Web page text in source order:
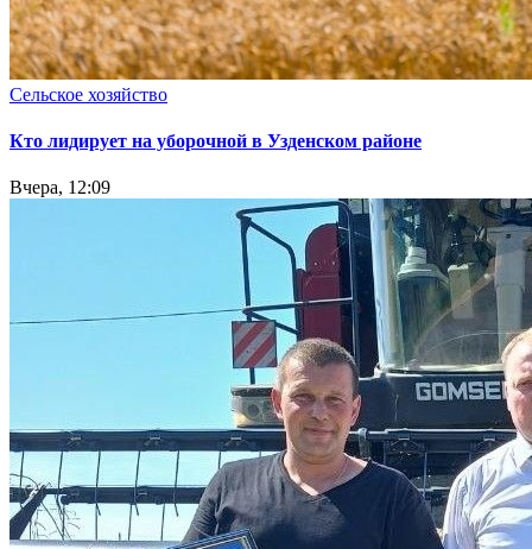
Сельское хозяйство
Кто лидирует на уборочной в Узденском районе
Вчера, 12:09